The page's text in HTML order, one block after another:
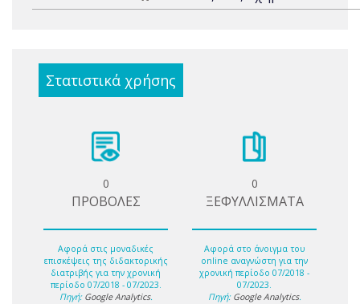
Στατιστικά χρήσης
0
ΠΡΟΒΟΛΕΣ
Αφορά στις μοναδικές
επισκέψεις της διδακτορικής
διατριβής για την χρονική
περίοδο 07/2018 - 07/2023.
Πηγή: Google Analytics.
0
ΞΕΦΥΛΛΙΣΜΑΤΑ
Αφορά στο άνοιγμα του
online αναγνώστη για την
χρονική περίοδο 07/2018 -
07/2023.
Πηγή: Google Analytics.